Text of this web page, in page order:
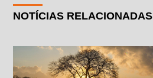
NOTÍCIAS RELACIONADAS